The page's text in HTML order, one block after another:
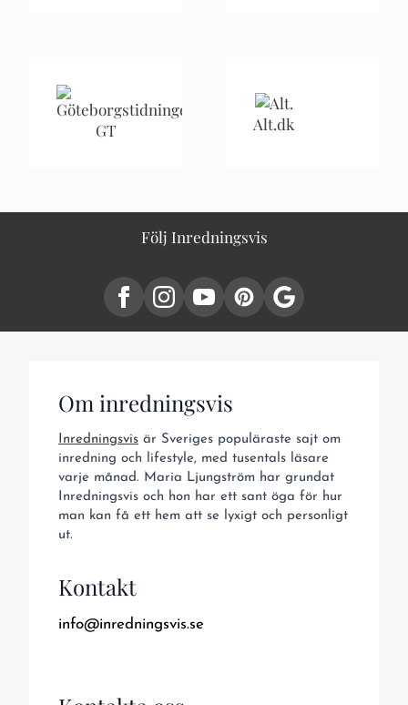
GT Alt.dk
Följ Inredningsvis
Om inredningsvis
Inredningsvis är Sveriges populäraste sajt om
inredning och lifestyle, med tusentals läsare
varje månad. Maria Ljungström har grundat
Inredningsvis och hon har ett sant öga för hur
man kan få ett hem att se lyxigt och personligt
ut.
Kontakt
info@inredningsvis.se